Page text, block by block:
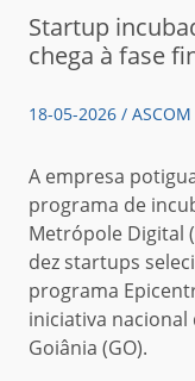
Startup
chega à fase
18-05-2026 / ASCOM
A empresa
programa de
Metrópole Digital
dez startups
programa
iniciativa nacional
Goiânia (GO).